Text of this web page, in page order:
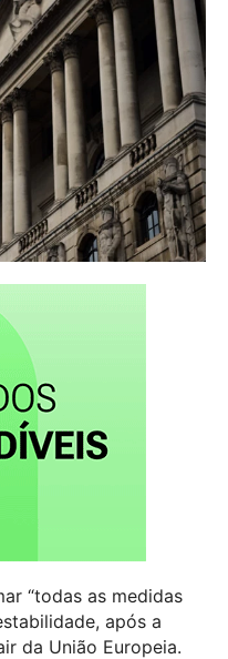
“todas as medidas
após a
da União Europeia.